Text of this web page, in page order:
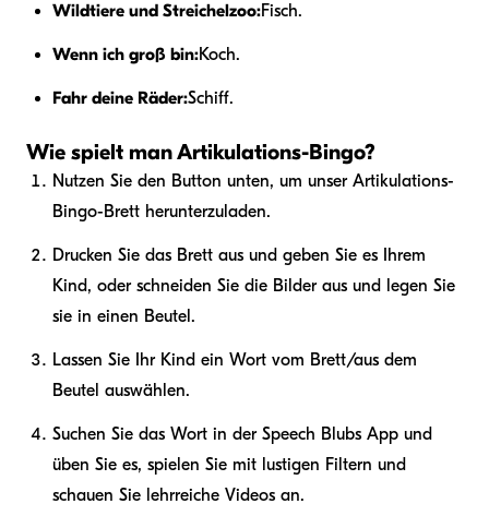
Wildtiere und Streichelzoo:Fisch.
Wenn ich groß bin:Koch.
Fahr deine Räder:Schiff.
Wie spielt man Artikulations-Bingo?
Nutzen Sie den Button unten, um unser Artikulations-
Bingo-Brett herunterzuladen.
Drucken Sie das Brett aus und geben Sie es Ihrem
Kind, oder schneiden Sie die Bilder aus und legen Sie
sie in einen Beutel.
Lassen Sie Ihr Kind ein Wort vom Brett/aus dem
Beutel auswählen.
Suchen Sie das Wort in der Speech Blubs App und
üben Sie es, spielen Sie mit lustigen Filtern und
schauen Sie lehrreiche Videos an.